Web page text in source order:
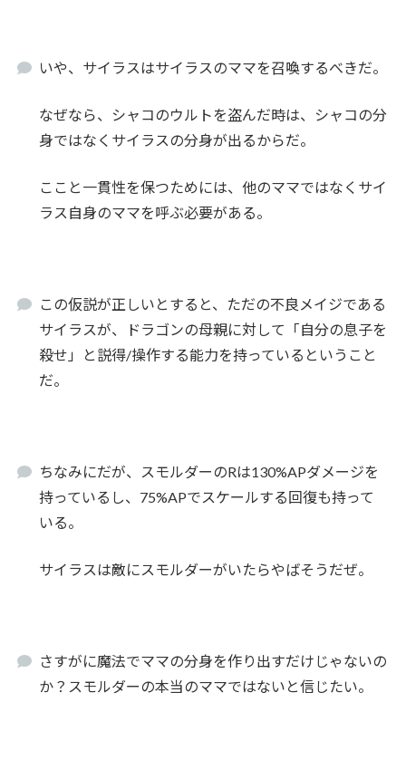
いや、サイラスはサイラスのママを召喚するべきだ。
なぜなら、シャコのウルトを盗んだ時は、シャコの分
身ではなくサイラスの分身が出るからだ。
ここと一貫性を保つためには、他のママではなくサイ
ラス自身のママを呼ぶ必要がある。
この仮説が正しいとすると、ただの不良メイジである
サイラスが、ドラゴンの母親に対して「自分の息子を
殺せ」と説得/操作する能力を持っているということ
だ。
ちなみにだが、スモルダーのRは130%APダメージを
持っているし、75%APでスケールする回復も持って
いる。
サイラスは敵にスモルダーがいたらやばそうだぜ。
さすがに魔法でママの分身を作り出すだけじゃないの
か？スモルダーの本当のママではないと信じたい。